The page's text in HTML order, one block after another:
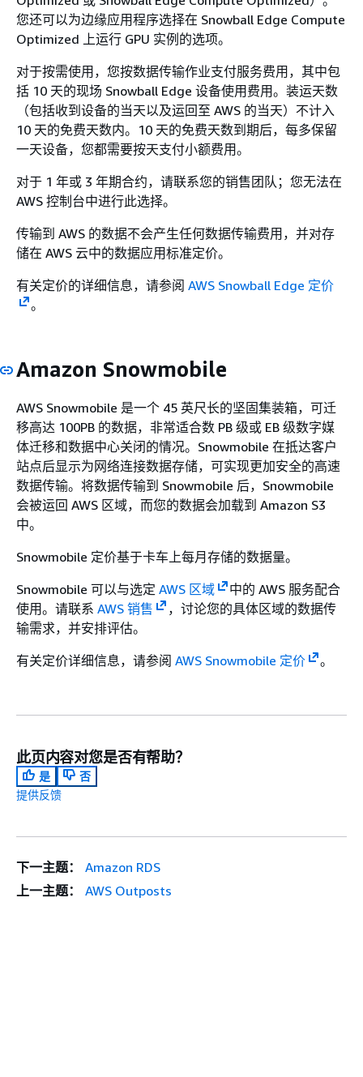
您还可以为边缘应用程序选择在 Snowball Edge Compute
Optimized 上运行 GPU 实例的选项。
对于按需使用，您按数据传输作业支付服务费用，其中包
括 10 天的现场 Snowball Edge 设备使用费用。装运天数
（包括收到设备的当天以及运回至 AWS 的当天）不计入
10 天的免费天数内。10 天的免费天数到期后，每多保留
一天设备，您都需要按天支付小额费用。
对于 1 年或 3 年期合约，请联系您的销售团队；您无法在
AWS 控制台中进行此选择。
传输到 AWS 的数据不会产生任何数据传输费用，并对存
储在 AWS 云中的数据应用标准定价。
有关定价的详细信息，请参阅 AWS Snowball Edge 定价
。
Amazon Snowmobile
AWS Snowmobile 是一个 45 英尺长的坚固集装箱，可迁
移高达 100PB 的数据，非常适合数 PB 级或 EB 级数字媒
体迁移和数据中心关闭的情况。Snowmobile 在抵达客户
站点后显示为网络连接数据存储，可实现更加安全的高速
数据传输。将数据传输到 Snowmobile 后，Snowmobile
会被运回 AWS 区域，而您的数据会加载到 Amazon S3
中。
Snowmobile 定价基于卡车上每月存储的数据量。
Snowmobile 可以与选定 AWS 区域
中的 AWS 服务配合
使用。请联系 AWS 销售
，讨论您的具体区域的数据传
输需求，并安排评估。
有关定价详细信息，请参阅 AWS Snowmobile 定价 。
此页内容对您是否有帮助？
是
否
提供反馈
下一主题：
Amazon RDS
上一主题：
AWS Outposts